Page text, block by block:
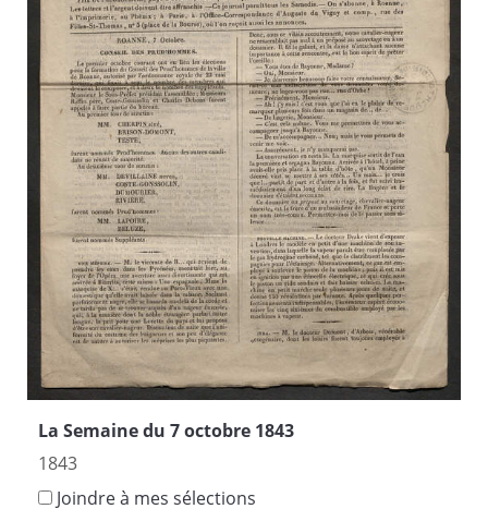
La Semaine du 7 octobre 1843
1843
Joindre à mes sélections